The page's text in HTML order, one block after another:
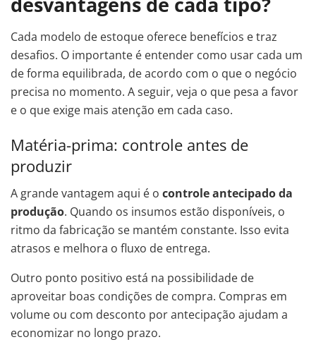
Cada modelo de estoque oferece benefícios e traz
desafios. O importante é entender como usar cada um
de forma equilibrada, de acordo com o que o negócio
precisa no momento. A seguir, veja o que pesa a favor
e o que exige mais atenção em cada caso.
Matéria-prima: controle antes de
produzir
A grande vantagem aqui é o controle antecipado da
produção. Quando os insumos estão disponíveis, o
ritmo da fabricação se mantém constante. Isso evita
atrasos e melhora o fluxo de entrega.
Outro ponto positivo está na possibilidade de
aproveitar boas condições de compra. Compras em
volume ou com desconto por antecipação ajudam a
economizar no longo prazo.